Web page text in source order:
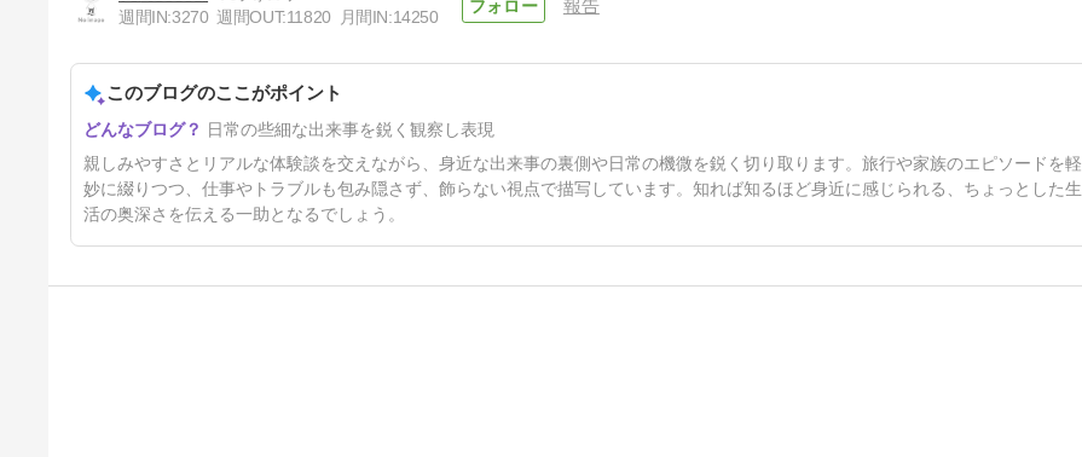
私は怒ったでしょうか？遅れて
きた空調故障連絡のお話
5日前
週間IN:3270 週間OUT:11820 月間IN:14250
報告
このブログのここがポイント
日常の些細な出来事を鋭く観察し表現
親しみやすさとリアルな体験談を交えながら、身近な出来事の裏側や日常の機微を鋭く切り取ります。旅行や家族のエピソードを軽
妙に綴りつつ、仕事やトラブルも包み隠さず、飾らない視点で描写しています。知れば知るほど身近に感じられる、ちょっとした生
活の奥深さを伝える一助となるでしょう。